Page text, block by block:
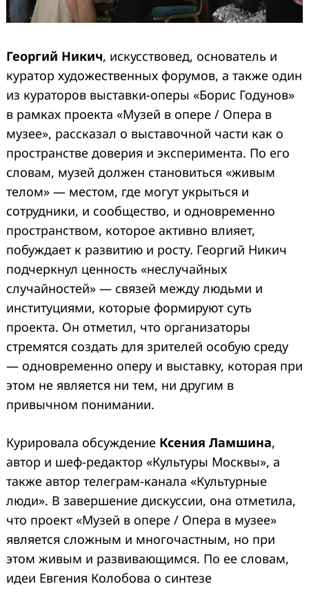
Георгий Никич, искусствовед, основатель и
куратор художественных форумов, а также один
из кураторов выставки-оперы «Борис Годунов»
в рамках проекта «Музей в опере / Опера в
музее», рассказал о выставочной части как о
пространстве доверия и эксперимента. По его
словам, музей должен становиться «живым
телом» — местом, где могут укрыться и
сотрудники, и сообщество, и одновременно
пространством, которое активно влияет,
побуждает к развитию и росту. Георгий Никич
подчеркнул ценность «неслучайных
случайностей» — связей между людьми и
институциями, которые формируют суть
проекта. Он отметил, что организаторы
стремятся создать для зрителей особую среду
— одновременно оперу и выставку, которая при
этом не является ни тем, ни другим в
привычном понимании.
Курировала обсуждение Ксения Ламшина,
автор и шеф-редактор «Культуры Москвы», а
также автор телеграм-канала «Культурные
люди». В завершение дискуссии, она отметила,
что проект «Музей в опере / Опера в музее»
является сложным и многочастным, но при
этом живым и развивающимся. По ее словам,
идеи Евгения Колобова о синтезе